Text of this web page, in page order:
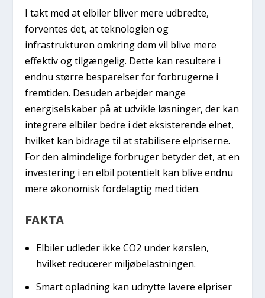
I takt med at elbiler bliver mere udbredte,
forventes det, at teknologien og
infrastrukturen omkring dem vil blive mere
effektiv og tilgængelig. Dette kan resultere i
endnu større besparelser for forbrugerne i
fremtiden. Desuden arbejder mange
energiselskaber på at udvikle løsninger, der kan
integrere elbiler bedre i det eksisterende elnet,
hvilket kan bidrage til at stabilisere elpriserne.
For den almindelige forbruger betyder det, at en
investering i en elbil potentielt kan blive endnu
mere økonomisk fordelagtig med tiden.
FAKTA
Elbiler udleder ikke CO2 under kørslen,
hvilket reducerer miljøbelastningen.
Smart opladning kan udnytte lavere elpriser